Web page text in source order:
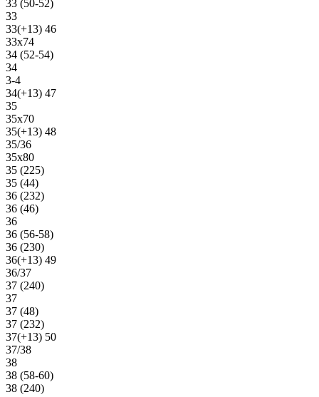
33 (50-52)
33
33(+13) 46
33х74
34 (52-54)
34
3-4
34(+13) 47
35
35х70
35(+13) 48
35/36
35х80
35 (225)
35 (44)
36 (232)
36 (46)
36
36 (56-58)
36 (230)
36(+13) 49
36/37
37 (240)
37
37 (48)
37 (232)
37(+13) 50
37/38
38
38 (58-60)
38 (240)